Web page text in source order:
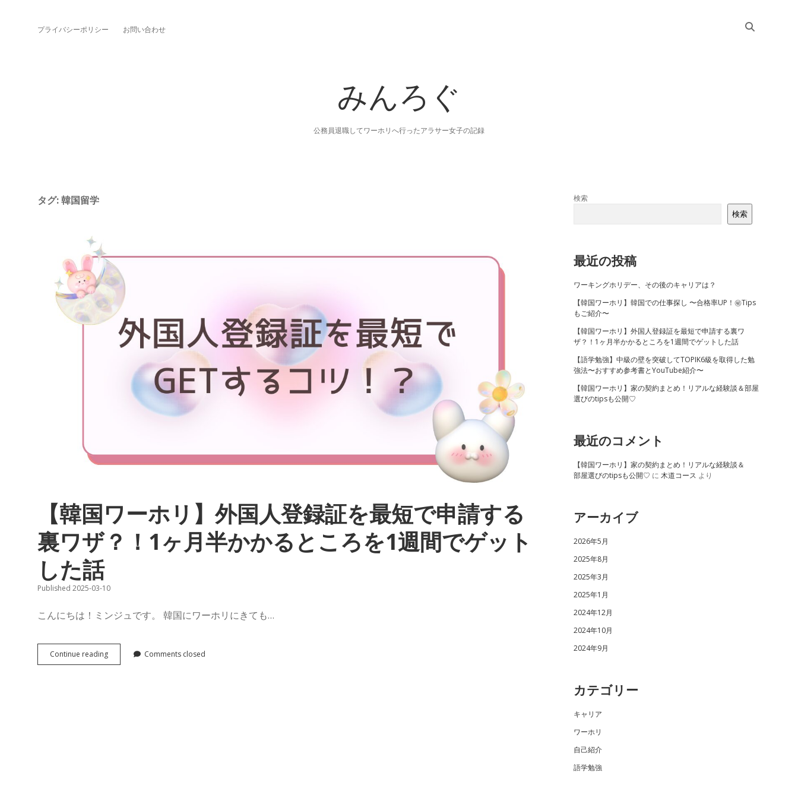
プライバシーポリシー お問い合わせ
みんろぐ
公務員退職してワーホリへ行ったアラサー女子の記録
タグ:韓国留学
【韓国ワーホリ】外国人登録証を最短で申請する
裏ワザ？！1ヶ月半かかるところを1週間でゲット
した話
Published 2025-03-10
こんにちは！ミンジュです。 韓国にワーホリにきても…
Continue reading【韓
国
Comments closed
Sidebar
検索
検索
最近の投稿
ワーキングホリデー、その後のキャリアは？
【韓国ワーホリ】韓国での仕事探し 〜合格率UP！㊙Tips
もご紹介〜
【韓国ワーホリ】外国人登録証を最短で申請する裏ワ
ザ？！1ヶ月半かかるところを1週間でゲットした話
【語学勉強】中級の壁を突破してTOPIK6級を取得した勉
強法〜おすすめ参考書とYouTube紹介〜
【韓国ワーホリ】家の契約まとめ！リアルな経験談＆部屋
選びのtipsも公開♡
最近のコメント
【韓国ワーホリ】家の契約まとめ！リアルな経験談＆
部屋選びのtipsも公開♡ に 木道コース より
アーカイブ
2026年5月
2025年8月
2025年3月
2025年1月
2024年12月
2024年10月
2024年9月
カテゴリー
キャリア
ワーホリ
自己紹介
語学勉強